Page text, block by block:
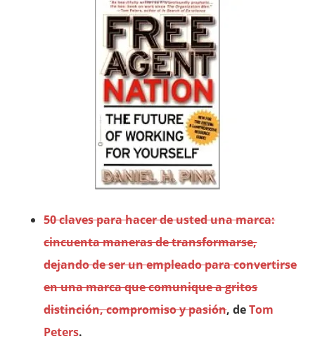
50 claves para hacer de usted una marca:
cincuenta maneras de transformarse,
dejando de ser un empleado para convertirse
en una marca que comunique a gritos
distinción, compromiso y pasión, deTom
Peters.